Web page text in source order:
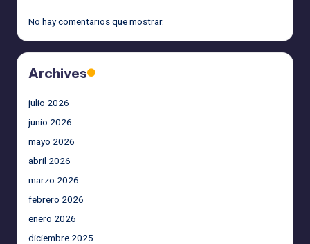
No hay comentarios que mostrar.
Archives
julio 2026
junio 2026
mayo 2026
abril 2026
marzo 2026
febrero 2026
enero 2026
diciembre 2025